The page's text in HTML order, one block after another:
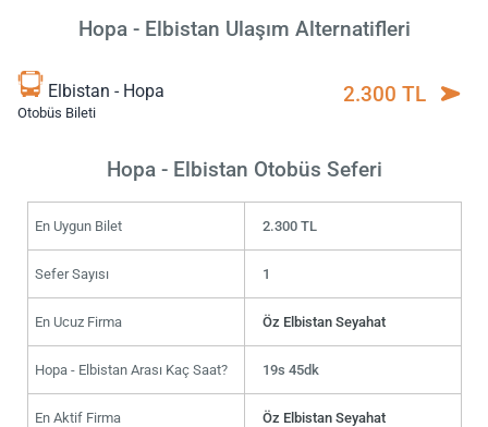
Hopa - Elbistan Ulaşım Alternatifleri
Elbistan - Hopa
Otobüs Bileti
2.300 TL
Hopa - Elbistan Otobüs Seferi
En Uygun Bilet 2.300 TL
Sefer Sayısı 1
En Ucuz Firma Öz Elbistan Seyahat
Hopa - Elbistan Arası Kaç Saat? 19s 45dk
En Aktif Firma Öz Elbistan Seyahat